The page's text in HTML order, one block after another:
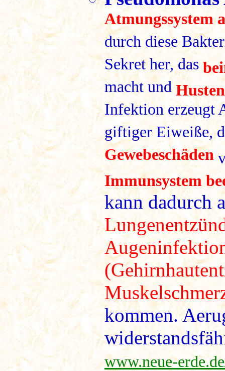
Atmungssystem
durch diese
Sekret her, das
macht und
Infektion erzeugt
giftiger Eiweiße,
Gewebeschäden
Immunsystem
kann dadurch
kommen.
www.neue-